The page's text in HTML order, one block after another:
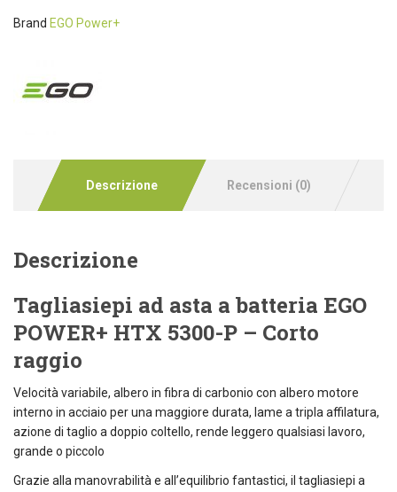
Brand EGO Power+
Descrizione Recensioni (0)
Descrizione
Tagliasiepi ad asta a batteria EGO
POWER+ HTX 5300-P – Corto
raggio
Velocità variabile, albero in fibra di carbonio con albero motore
interno in acciaio per una maggiore durata, lame a tripla affilatura,
azione di taglio a doppio coltello, rende leggero qualsiasi lavoro,
grande o piccolo
Grazie alla manovrabilità e all’equilibrio fantastici, il tagliasiepi a